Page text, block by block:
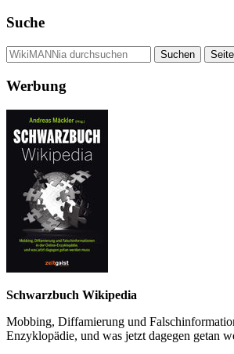
Suche
Werbung
Schwarzbuch Wikipedia
Mobbing, Diffamierung und
Enzyklo­pädie, und was jetzt da­gegen getan